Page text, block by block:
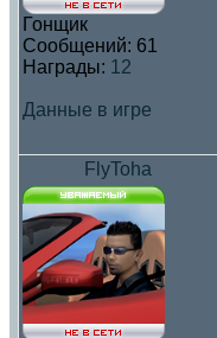
Гонщик
Сообщений: 61
Награды: 12
Данные в игре
FlyToha